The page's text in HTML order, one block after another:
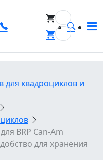
для квадроциклов и
BRP Can-Am
для хранения